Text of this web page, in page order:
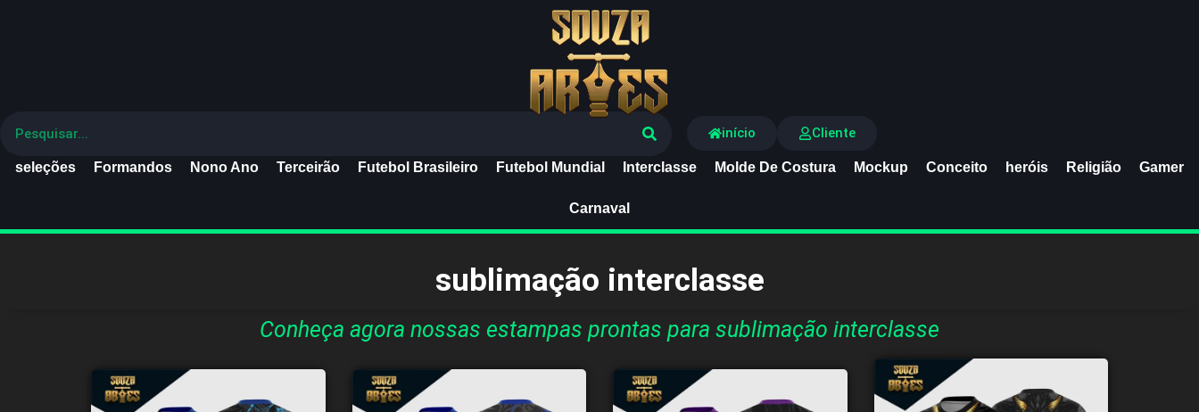
seleções Formandos Nono Ano Terceirão Futebol Brasileiro Futebol Mundial Interclasse Molde De Costura Mockup Conceito heróis Religião Gamer
Carnaval
início Cliente
sublimação interclasse
Conheça agora nossas estampas prontas para sublimação interclasse